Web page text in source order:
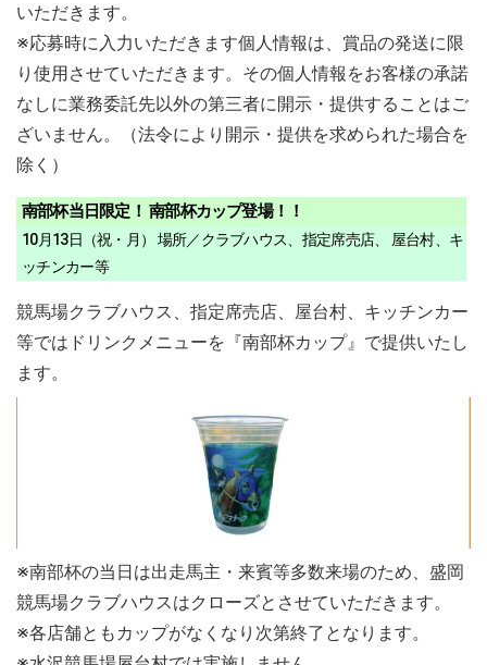
いただきます。
※応募時に入力いただきます個人情報は、賞品の発送に限
り使用させていただきます。その個人情報をお客様の承諾
なしに業務委託先以外の第三者に開示・提供することはご
ざいません。（法令により開示・提供を求められた場合を
除く）
南部杯当日限定！ 南部杯カップ登場！！
10月13日（祝・月） 場所／クラブハウス、指定席売店、 屋台村、キ
ッチンカー等
競馬場クラブハウス、指定席売店、屋台村、キッチンカー
等ではドリンクメニューを『南部杯カップ』で提供いたし
ます。
※南部杯の当日は出走馬主・来賓等多数来場のため、盛岡
競馬場クラブハウスはクローズとさせていただきます。
※各店舗ともカップがなくなり次第終了となります。